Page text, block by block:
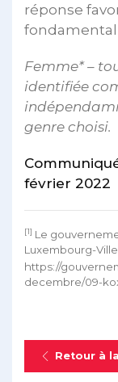
réponse
fondamental
Femme* –
identifiée
genre choisi.
février 2022
[1] Le
Luxembourg-
https://
decembre/09-
Retour à